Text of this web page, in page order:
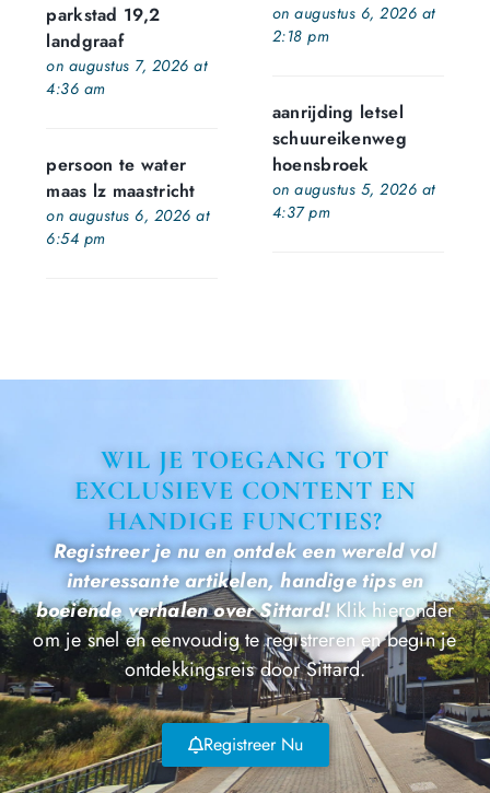
parkstad 19,2
landgraaf
on augustus 7, 2026 at
4:36 am
persoon te water
maas lz maastricht
on augustus 6, 2026 at
6:54 pm
on augustus 6, 2026 at
2:18 pm
aanrijding letsel
schuureikenweg
hoensbroek
on augustus 5, 2026 at
4:37 pm
WIL JE TOEGANG TOT
EXCLUSIEVE CONTENT EN
HANDIGE FUNCTIES?
Registreer je nu en ontdek een wereld vol
interessante artikelen, handige tips en
boeiende verhalen over Sittard!Klik hieronder
om je snel en eenvoudig te registreren en begin je
ontdekkingsreis door Sittard.
Registreer Nu